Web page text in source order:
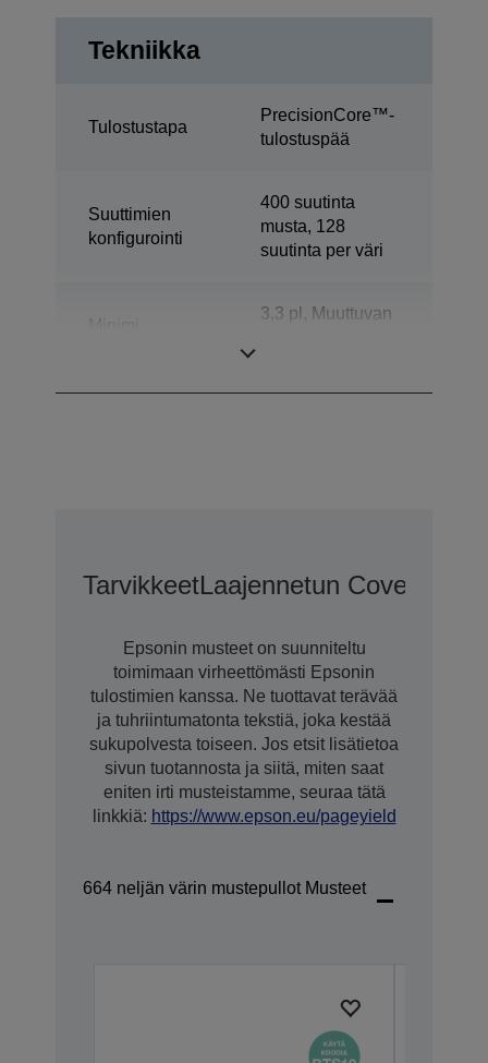
Tekniikka
Tulostustapa
PrecisionCore™-
tulostuspää
Suuttimien
konfigurointi
400 suutinta
musta, 128
suutinta per väri
3,3 pl, Muuttuvan
TarvikkeetLaajennetun CoverPlus-
Epsonin musteet on suunniteltu
toimimaan virheettömästi Epsonin
tulostimien kanssa. Ne tuottavat terävää
ja tuhriintumatonta tekstiä, joka kestää
sukupolvesta toiseen. Jos etsit lisätietoa
sivun tuotannosta ja siitä, miten saat
eniten irti musteistamme, seuraa tätä
linkkiä: https://www.epson.eu/pageyield
664 neljän värin mustepullot Musteet